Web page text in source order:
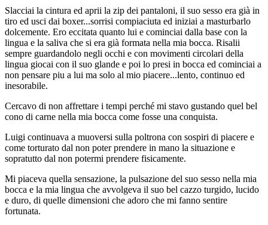
Slacciai la cintura ed aprii la zip dei pantaloni, il suo sesso era già in
tiro ed usci dai boxer...sorrisi compiaciuta ed iniziai a masturbarlo
dolcemente. Ero eccitata quanto lui e cominciai dalla base con la
lingua e la saliva che si era già formata nella mia bocca. Risalii
sempre guardandolo negli occhi e con movimenti circolari della
lingua giocai con il suo glande e poi lo presi in bocca ed cominciai a
non pensare piu a lui ma solo al mio piacere...lento, continuo ed
inesorabile.
Cercavo di non affrettare i tempi perché mi stavo gustando quel bel
cono di carne nella mia bocca come fosse una conquista.
Luigi continuava a muoversi sulla poltrona con sospiri di piacere e
come torturato dal non poter prendere in mano la situazione e
sopratutto dal non potermi prendere fisicamente.
Mi piaceva quella sensazione, la pulsazione del suo sesso nella mia
bocca e la mia lingua che avvolgeva il suo bel cazzo turgido, lucido
e duro, di quelle dimensioni che adoro che mi fanno sentire
fortunata.